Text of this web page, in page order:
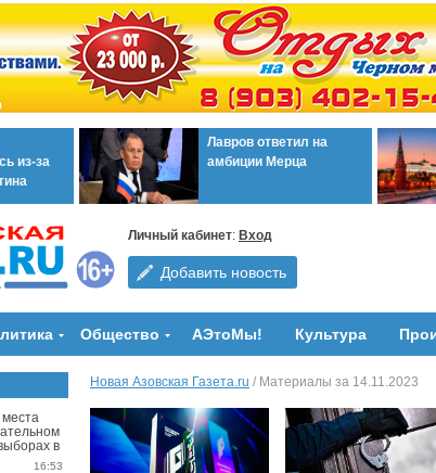
из-за
Лавров ответил на
амбиции Мерца
Личный кабинет: Вход
Добавить новость
Общество АЭтоМы! Культура
Новая Азовская Газета.ru / Материалы за 14.11.2023
в
16:53